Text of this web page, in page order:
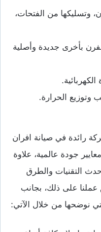
وتسليكها من الفتحات،
بأخرى جديدة وأصلية
وتوزيع الحرارة.
رائدة في صيانة افران
جودة عالمية، علاوة
التقنيات والطرق
عملنا على ذلك، بجانب
نوضحها من خلال الآتي: